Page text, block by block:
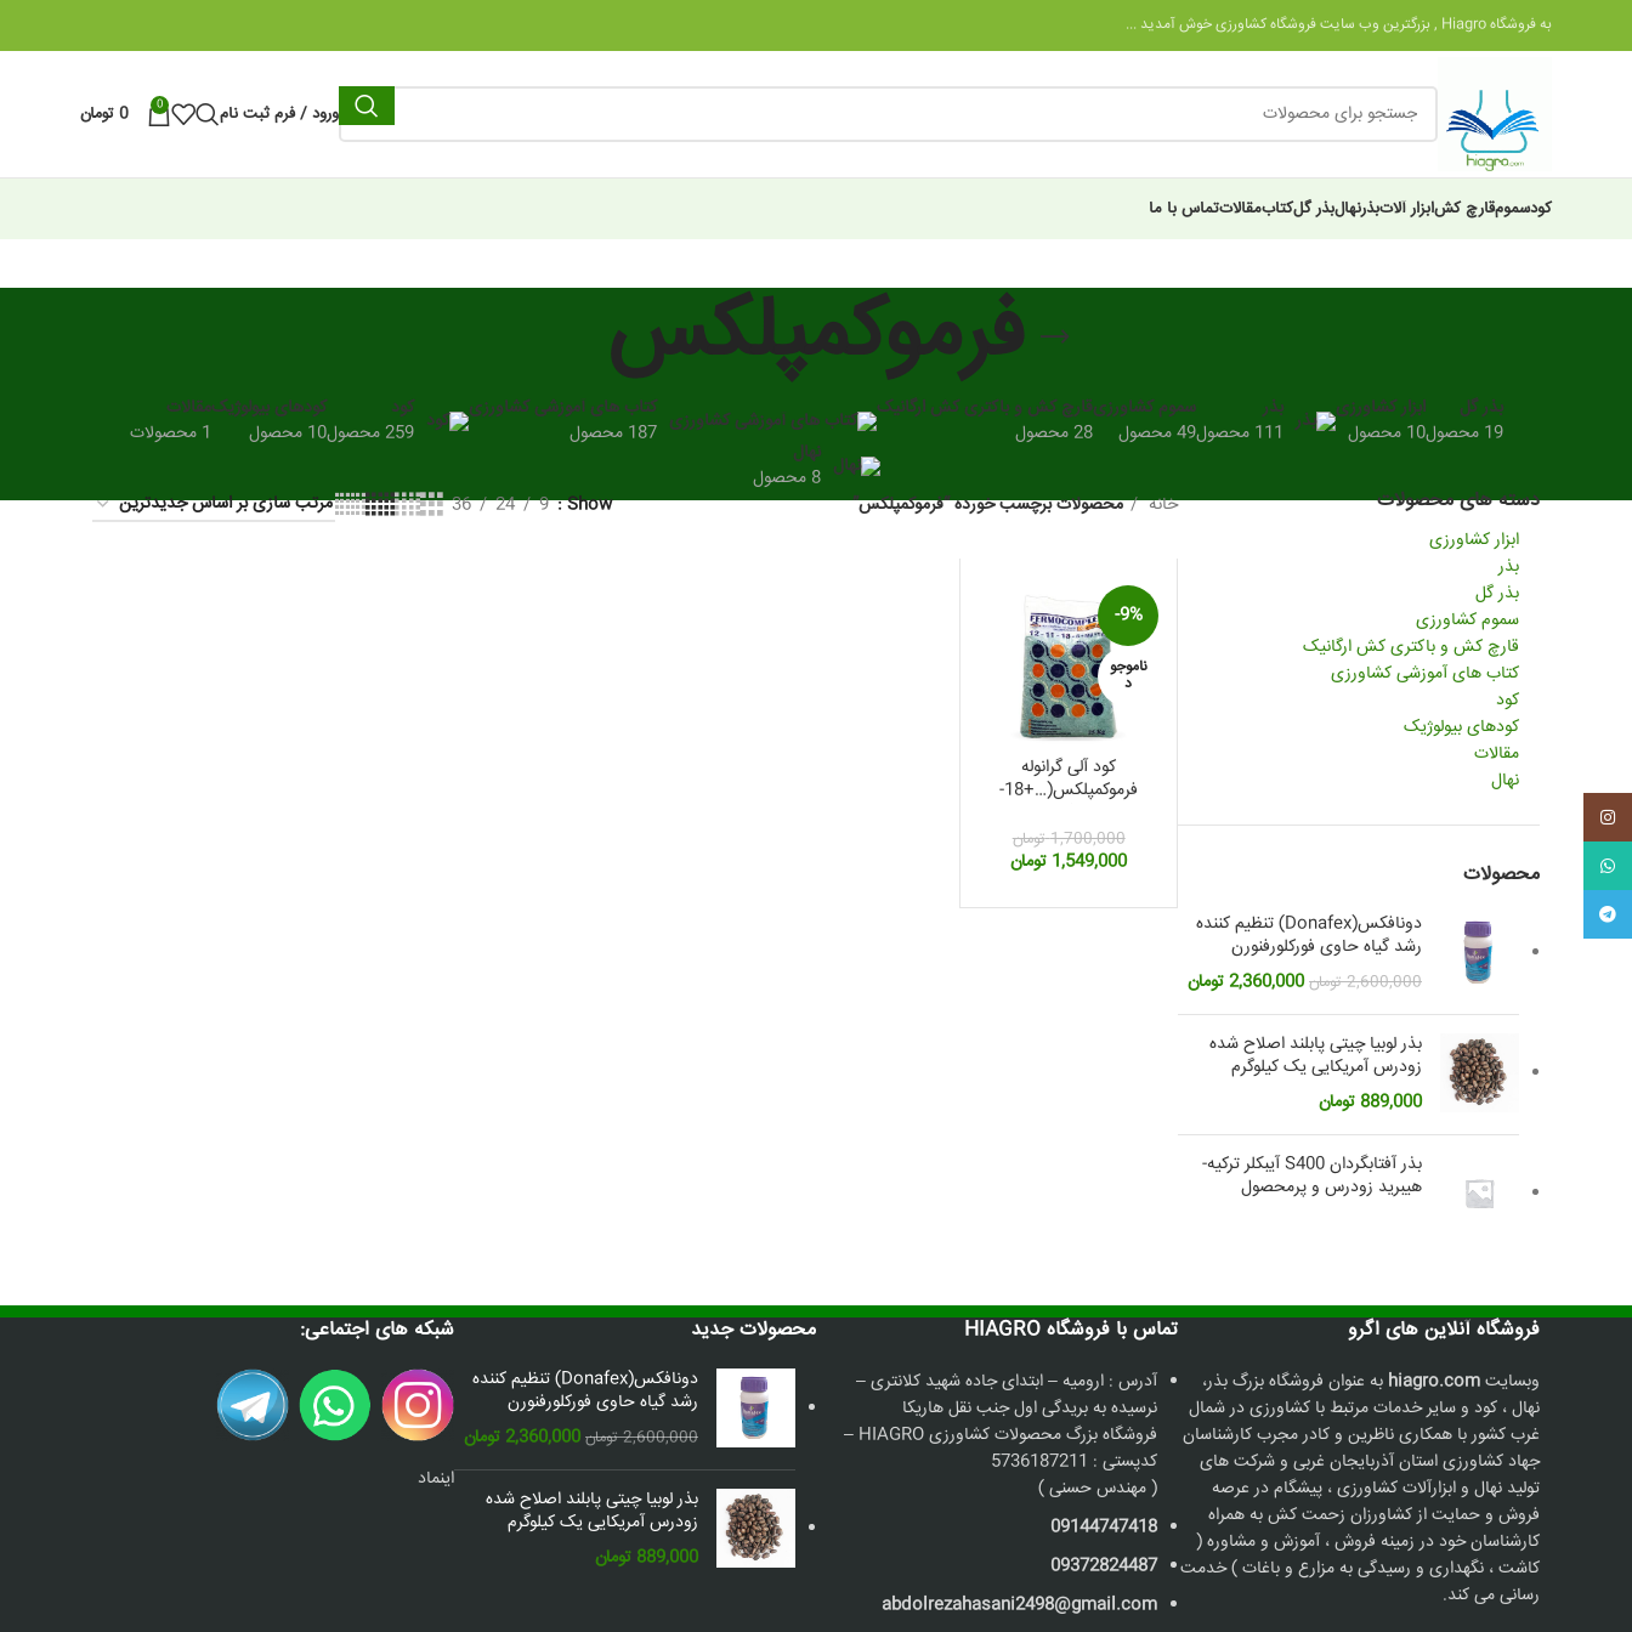
به فروشگاه Hiagro , بزرگترین وب سایت فروشگاه کشاورزی خوش آمدید ...
ورود / فرم ثبت نام 0
0 تومان
کودسمومقارچ کشابزار آلاتبذرنهالبذر گلکتابمقالاتتماس با ما
فرموکمپلکس
بذر گل
19 محصول
ابزار کشاورزی
10 محصول
بذر
111 محصول
سموم کشاورزی
49 محصول
قارچ کش و باکتری کش ارگانیک
28 محصول
کتاب های آموزشی کشاورزی
187 محصول
کود
259 محصول
کودهای بیولوژیک
10 محصول
مقالات
1 محصولات
نهال
8 محصول
دسته های محصولات
ابزار کشاورزی
بذر
بذر گل
سموم کشاورزی
قارچ کش و باکتری کش ارگانیک
کتاب های آموزشی کشاورزی
کود
کودهای بیولوژیک
مقالات
نهال
محصولات
دونافکس(Donafex) تنظیم کننده
رشد گیاه حاوی فورکلورفنورن
2,600,000 تومانقیمت
اصلی:
2,600,000 تومان
بود.
2,360,000تومانقیمت
فعلی:
بذر لوبیا چیتی پابلند اصلاح شده
زودرس آمریکایی یک کیلوگرم
889,000تومان
بذر آفتابگردان S400 آیبکلر ترکیه-
هیبرید زودرس و پرمحصول
خانه محصولات برچسب خورده “فرموکمپلکس” Show
9
24
36
-9%
ناموجو
د
کود آلی گرانوله
فرموکمپلکس(…+18-
1,700,000 تومان
قیمت
1,700,000 تومان
1,549,000 تومانقیمت
1,549,000 تومان.
فروشگاه آنلاین های اگرو
وبسایتhiagro.com به عنوان فروشگاه بزرگ بذر،
نهال ، کود و سایر خدمات مرتبط با کشاورزی در شمال
غرب کشور با همکاری ناظرین و کادر مجرب کارشناسان
جهاد کشاورزی استان آذربایجان غربی و شرکت های
تولید نهال و ابزارآلات کشاورزی ، پیشگام در عرصه
فروش و حمایت از کشاورزان زحمت کش به همراه
کارشناسان خود در زمینه فروش ، آموزش و مشاوره (
کاشت ، نگهداری و رسیدگی به مزارع و باغات ) خدمت
رسانی می کند.
تماس با فروشگاه HIAGRO
آدرس : ارومیه – ابتدای جاده شهید کلانتری –
نرسیده به بریدگی اول جنب نقل هاریکا
فروشگاه بزرگ محصولات کشاورزی HIAGRO –
کدپستی : 5736187211
( مهندس حسنی )
09144747418
09372824487
abdolrezahasani2498@gmail.com
محصولات جدید
دونافکس(Donafex) تنظیم کننده
رشد گیاه حاوی فورکلورفنورن
2,600,000 تومان قیمت
اصلی:
2,600,000 تومان
بود.
2,360,000 تومانقیمت
فعلی:
2,360,000 تومان.
بذر لوبیا چیتی پابلند اصلاح شده
زودرس آمریکایی یک کیلوگرم
889,000 تومان
شبکه های اجتماعی:
اینماد
واتس آپ